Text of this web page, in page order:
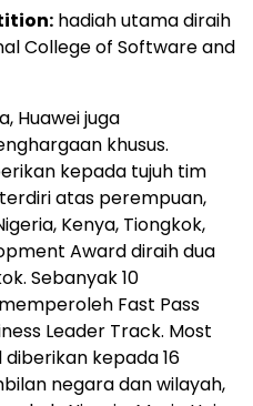
hadiah utama diraih
College of Software and
Huawei juga
khusus.
kepada tujuh tim
atas perempuan,
Kenya, Tiongkok,
Award diraih dua
Sebanyak 10
Fast Pass
Leader Track. Most
kepada 16
negara dan wilayah,